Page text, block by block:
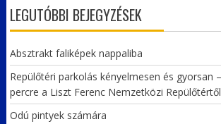
LEGUTÓBBI BEJEGYZÉSEK
Absztrakt faliképek nappaliba
Repülőtéri parkolás kényelmesen és gyorsan
percre a Liszt Ferenc Nemzetközi Repülőtértől
Odú pintyek számára